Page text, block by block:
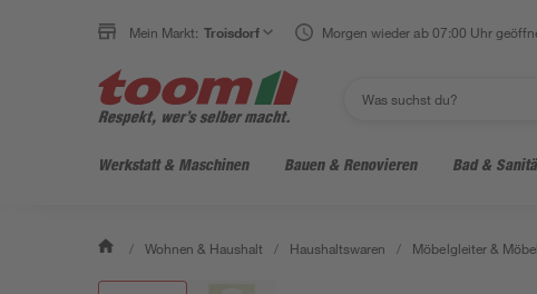
Mein Markt: Troisdorf Morgen wieder ab 07:00 Uhr
Werkstatt & Maschinen Bauen & Renovieren Bad &
/ Wohnen & Haushalt / Haushaltswaren / Möbelgleiter &